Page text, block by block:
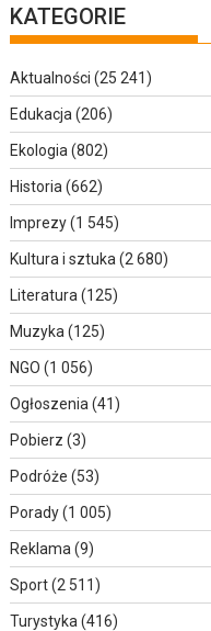
KATEGORIE
Aktualności (25 241)
Edukacja (206)
Ekologia (802)
Historia (662)
Imprezy(1 545)
Kultura i sztuka (2 680)
Literatura (125)
Muzyka (125)
NGO (1 056)
Ogłoszenia (41)
Pobierz (3)
Podróże (53)
Porady(1 005)
Reklama (9)
Sport(2 511)
Turystyka (416)